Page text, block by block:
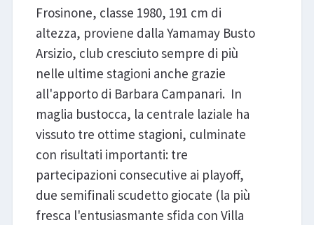
Frosinone, classe 1980, 191 cm di
altezza, proviene dalla Yamamay Busto
Arsizio, club cresciuto sempre di più
nelle ultime stagioni anche grazie
all'apporto di Barbara Campanari. In
maglia bustocca, la centrale laziale ha
vissuto tre ottime stagioni, culminate
con risultati importanti: tre
partecipazioni consecutive ai playoff,
due semifinali scudetto giocate (la più
fresca l'entusiasmante sfida con Villa